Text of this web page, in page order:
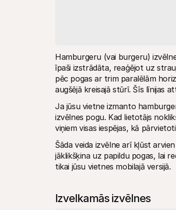
Hamburgeru (vai burgeru)
īpaši izstrādāta, reaģējot uz
pēc pogas ar trim paralēlām
augšējā kreisajā stūrī. Šīs līnijas
Ja jūsu vietne izmanto
izvēlnes pogu. Kad lietotājs
viņiem visas iespējas, kā
Šāda veida izvēlne arī kļūst
jāklikšķina uz papildu pogas, lai
tikai jūsu vietnes mobilajā versijā.
Izvelkamās izvēlnes